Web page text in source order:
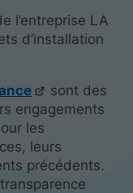
l’entreprise LA
d’installation
sont des
engagements
les
leurs
précédents.